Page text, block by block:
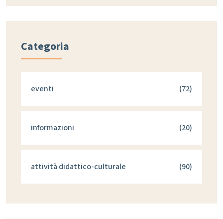
Categoria
eventi (72)
informazioni (20)
attività didattico-culturale (90)